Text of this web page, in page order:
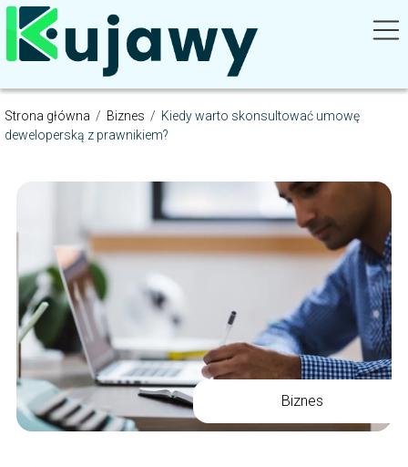
Strona główna / Biznes / Kiedy warto skonsultować umowę
deweloperską z prawnikiem?
Biznes